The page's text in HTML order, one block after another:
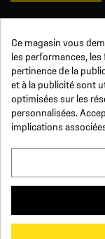
Avoirs
Informations
Suivi de
Devenez revendeur
NOUS
SUR LES RÉSEAUX
Ce magasin vous
les performances,
pertinence de la
et à la publicité sont
optimisées sur les
personnalisées.
implications